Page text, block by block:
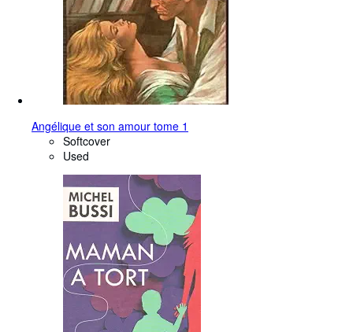
Angélique et son amour tome 1
Softcover
Used